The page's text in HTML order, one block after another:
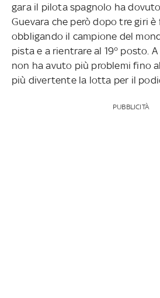
gara il pilota spagnolo ha
Guevara che però dopo tre giri
obbligando il campione del
pista e a rientrare al 19° posto.
non ha avuto più problemi fino
più divertente la lotta per il
PUBBLICITÀ